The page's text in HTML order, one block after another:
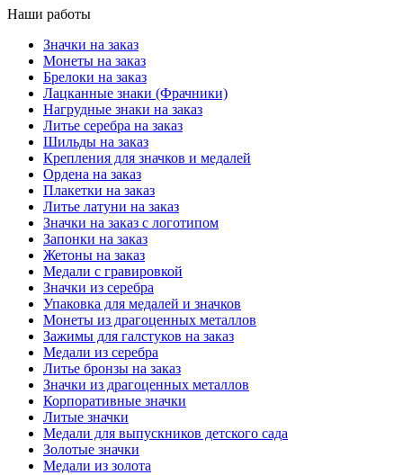
Наши работы
Значки на заказ
Монеты на заказ
Брелоки на заказ
Лацканные знаки (Фрачники)
Нагрудные знаки на заказ
Литье серебра на заказ
Шильды на заказ
Крепления для значков и медалей
Ордена на заказ
Плакетки на заказ
Литье латуни на заказ
Значки на заказ с логотипом
Запонки на заказ
Жетоны на заказ
Медали с гравировкой
Значки из серебра
Упаковка для медалей и значков
Монеты из драгоценных металлов
Зажимы для галстуков на заказ
Медали из серебра
Литье бронзы на заказ
Значки из драгоценных металлов
Корпоративные значки
Литые значки
Медали для выпускников детского сада
Золотые значки
Медали из золота